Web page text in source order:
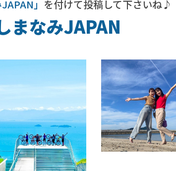
」 を付けて投稿して下さいね♪
まなみJAPAN